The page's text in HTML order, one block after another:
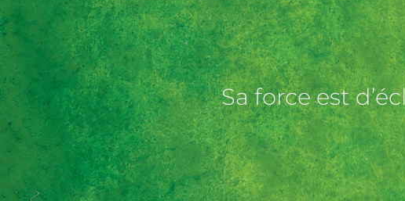
Sa force est